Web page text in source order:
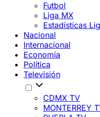
Futbol
Liga MX
Estadísticas
Nacional
Internacional
Economía
Política
Televisión
CDMX TV
MONTERREY